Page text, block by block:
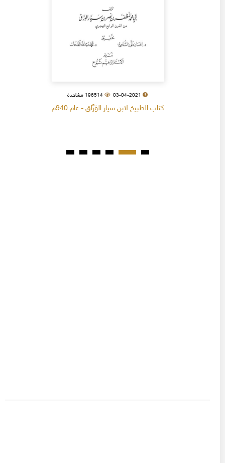
03-04-2021 196514 مشاهدة
كتاب الطبيخ لابن سيار الوَرَّاق - عام 940م